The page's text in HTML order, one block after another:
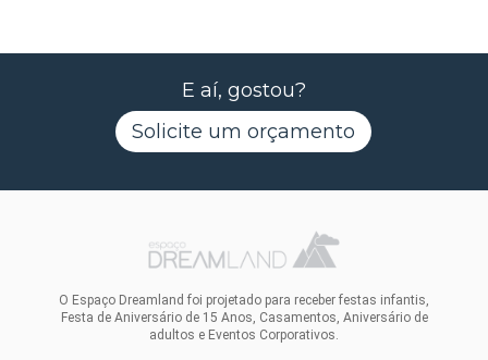
E aí, gostou?
Solicite um orçamento
O Espaço Dreamland foi projetado para receber festas infantis,
Festa de Aniversário de 15 Anos, Casamentos, Aniversário de
adultos e Eventos Corporativos.